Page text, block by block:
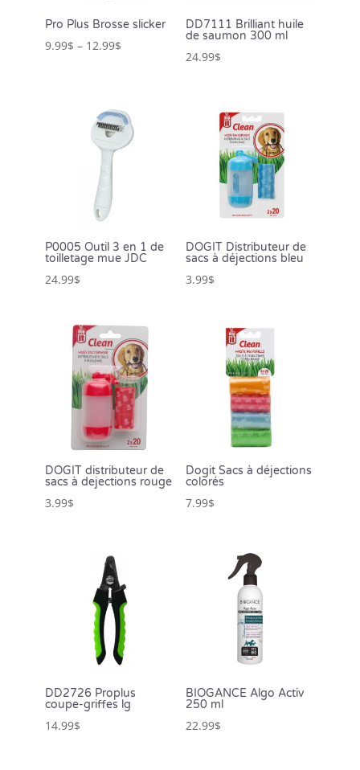
Pro Plus Brosse slicker
9.99$ – 12.99$
DD7111 Brilliant huile
de saumon 300 ml
24.99$
P0005 Outil 3 en 1 de
toilletage mue JDC
24.99$
DOGIT Distributeur de
sacs à déjections bleu
3.99$
DOGIT distributeur de
sacs à dejections rouge
3.99$
Dogit Sacs à déjections
colorés
7.99$
DD2726 Proplus
coupe-griffes lg
14.99$
BIOGANCE Algo Activ
250 ml
22.99$